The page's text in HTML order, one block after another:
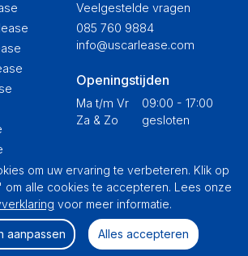
om uw ervaring te verbeteren. Klik op
om alle cookies te accepteren. Lees onze
voor meer informatie.
aanpassen Alles accepteren
lease
Veelgestelde vragen
085 760 9884
info@uscarlease.com
Openingstijden
Ma t/m Vr
09:00 - 17:00
Za & Zo
gesloten